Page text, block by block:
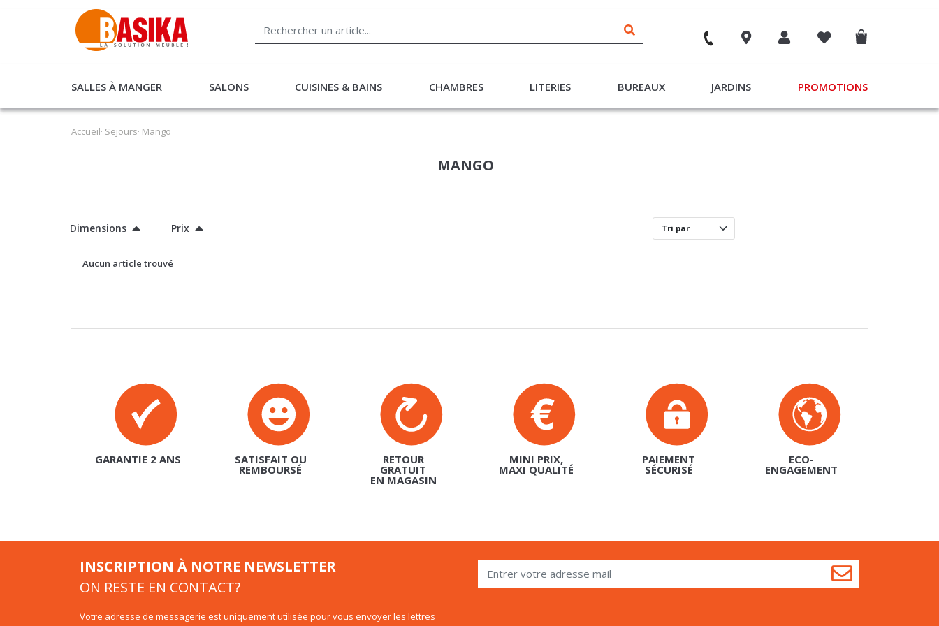
SALLES À MANGER SALONS CUISINES & BAINS CHAMBRES LITERIES BUREAUX JARDINS PROMOTIONS
Accueil· Sejours· Mango
MANGO
Dimensions Prix
Aucun article trouvé
GARANTIE 2 ANS SATISFAIT OU
REMBOURSÉ
RETOUR
GRATUIT
EN MAGASIN
MINI PRIX,
MAXI QUALITÉ
PAIEMENT
SÉCURISÉ
ECO-
ENGAGEMENT
INSCRIPTION À NOTRE NEWSLETTER
ON RESTE EN CONTACT?
Votre adresse de messagerie est uniquement utilisée pour vous envoyer les lettres